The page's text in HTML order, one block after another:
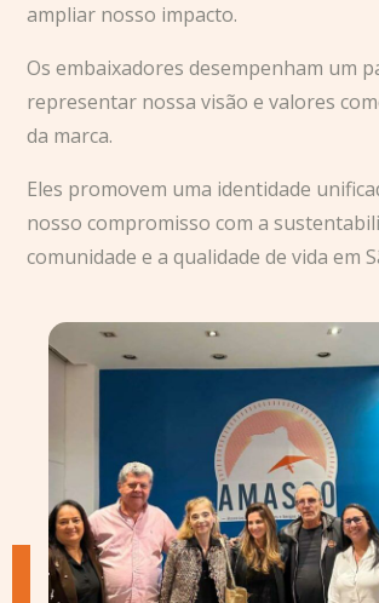
ampliar nosso impacto.
Os embaixadores desempenham um
representar nossa visão e valores
da marca.
Eles promovem uma identidade
nosso compromisso com a
comunidade e a qualidade de vida em